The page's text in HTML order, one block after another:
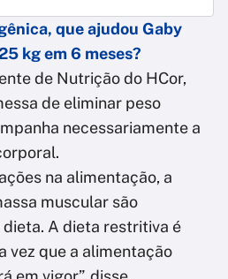
que ajudou Gaby
kg em 6 meses?
de Nutrição do HCor,
de eliminar peso
necessariamente a
na alimentação, a
muscular são
A dieta restritiva é
vez que a alimentação